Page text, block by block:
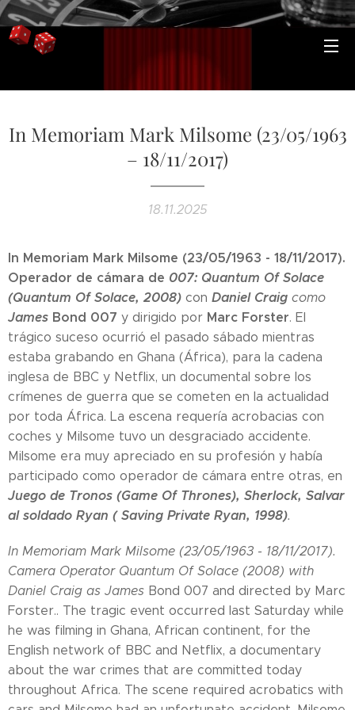
In Memoriam Mark Milsome (23/05/1963
– 18/11/2017)
18.11.2025
In Memoriam Mark Milsome (23/05/1963 - 18/11/2017).
Operador de cámara de 007: Quantum Of Solace
(Quantum Of Solace, 2008) con Daniel Craig como
James Bond 007 y dirigido por Marc Forster. El
trágico suceso ocurrió el pasado sábado mientras
estaba grabando en Ghana (África), para la cadena
inglesa de BBC y Netflix, un documental sobre los
crímenes de guerra que se cometen en la actualidad
por toda África. La escena requería acrobacias con
coches y Milsome tuvo un desgraciado accidente.
Milsome era muy apreciado en su profesión y había
participado como operador de cámara entre otras, en
Juego de Tronos (Game Of Thrones), Sherlock, Salvar
al soldado Ryan ( Saving Private Ryan, 1998).
In Memoriam Mark Milsome (23/05/1963 - 18/11/2017).
Camera Operator Quantum Of Solace (2008) with
Daniel Craig as James Bond 007 and directed by Marc
Forster.. The tragic event occurred last Saturday while
he was filming in Ghana, African continent, for the
English network of BBC and Netflix, a documentary
about the war crimes that are committed today
throughout Africa. The scene required acrobatics with